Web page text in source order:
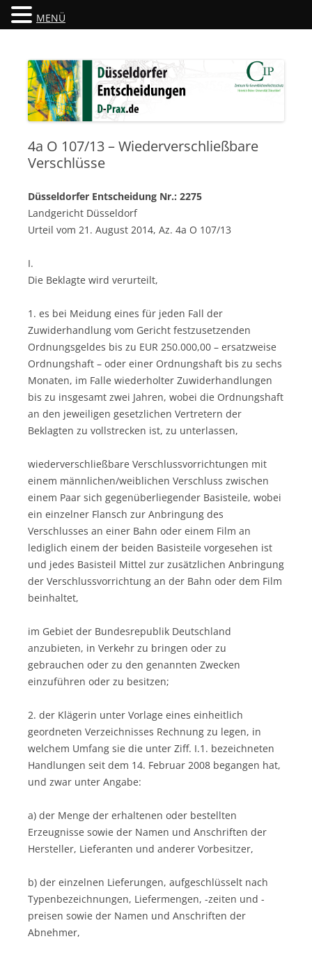
Düsseldorfer Entscheidungen
4a O 107/13 – Wiederverschließbare
Verschlüsse
Düsseldorfer Entscheidung Nr.: 2275
Landgericht Düsseldorf
Urteil vom 21. August 2014, Az. 4a O 107/13
I.
Die Beklagte wird verurteilt,
1. es bei Meidung eines für jeden Fall der
Zuwiderhandlung vom Gericht festzusetzenden
Ordnungsgeldes bis zu EUR 250.000,00 – ersatzweise
Ordnungshaft – oder einer Ordnungshaft bis zu sechs
Monaten, im Falle wiederholter Zuwiderhandlungen
bis zu insgesamt zwei Jahren, wobei die Ordnungshaft
an den jeweiligen gesetzlichen Vertretern der
Beklagten zu vollstrecken ist, zu unterlassen,
wiederverschließbare Verschlussvorrichtungen mit
einem männlichen/weiblichen Verschluss zwischen
einem Paar sich gegenüberliegender Basisteile, wobei
ein einzelner Flansch zur Anbringung des
Verschlusses an einer Bahn oder einem Film an
lediglich einem der beiden Basisteile vorgesehen ist
und jedes Basisteil Mittel zur zusätzlichen Anbringung
der Verschlussvorrichtung an der Bahn oder dem Film
beinhaltet,
im Gebiet der Bundesrepublik Deutschland
anzubieten, in Verkehr zu bringen oder zu
gebrauchen oder zu den genannten Zwecken
einzuführen oder zu besitzen;
2. der Klägerin unter Vorlage eines einheitlich
geordneten Verzeichnisses Rechnung zu legen, in
welchem Umfang sie die unter Ziff. I.1. bezeichneten
Handlungen seit dem 14. Februar 2008 begangen hat,
und zwar unter Angabe:
a) der Menge der erhaltenen oder bestellten
Erzeugnisse sowie der Namen und Anschriften der
Hersteller, Lieferanten und anderer Vorbesitzer,
b) der einzelnen Lieferungen, aufgeschlüsselt nach
Typenbezeichnungen, Liefermengen, -zeiten und -
preisen sowie der Namen und Anschriften der
Abnehmer,
MENÜ